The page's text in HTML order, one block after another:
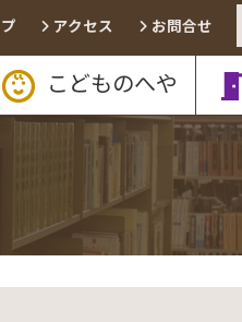
アクセス お問合せ
こどものへや